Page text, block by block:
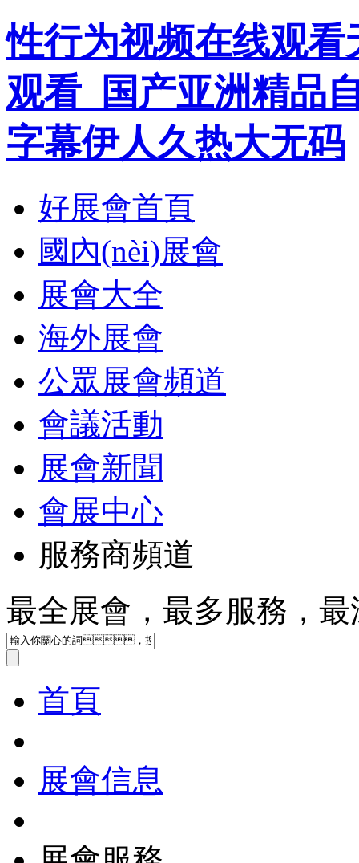
性行为视频在线观
观看_国产亚洲精品
字幕伊人久热大无码
好展會首頁
國內(nèi)展會
展會大全
海外展會
公眾展會頻道
會議活動
展會新聞
會展中心
服務商頻道
最全展會，最多服務，
首頁
展會信息